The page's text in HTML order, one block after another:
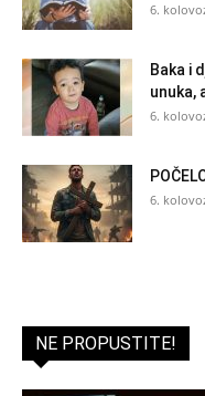
6.
Baka i
unuka,
6.
6.
NE PROPUSTITE!